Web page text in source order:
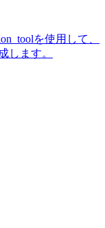
を使用して、
します。